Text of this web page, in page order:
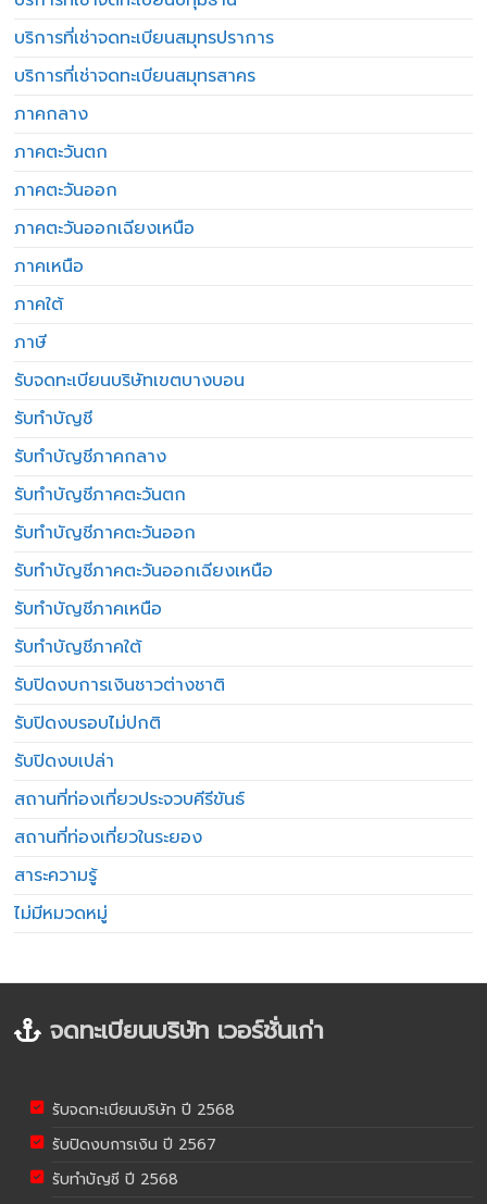
บริการที่เช่าจดทะเบียนสมุทรปราการ
บริการที่เช่าจดทะเบียนสมุทรสาคร
ภาคกลาง
ภาคตะวันตก
ภาคตะวันออก
ภาคตะวันออกเฉียงเหนือ
ภาคเหนือ
ภาคใต้
ภาษี
รับจดทะเบียนบริษัทเขตบางบอน
รับทำบัญชี
รับทำบัญชีภาคกลาง
รับทำบัญชีภาคตะวันตก
รับทำบัญชีภาคตะวันออก
รับทำบัญชีภาคตะวันออกเฉียงเหนือ
รับทำบัญชีภาคเหนือ
รับทำบัญชีภาคใต้
รับปิดงบการเงินชาวต่างชาติ
รับปิดงบรอบไม่ปกติ
รับปิดงบเปล่า
สถานที่ท่องเที่ยวประจวบคีรีขันธ์
สถานที่ท่องเที่ยวในระยอง
สาระความรู้
ไม่มีหมวดหมู่
จดทะเบียนบริษัท เวอร์ชั่นเก่า
รับจดทะเบียนบริษัท ปี 2568
รับปิดงบการเงิน ปี 2567
รับทำบัญชี ปี 2568